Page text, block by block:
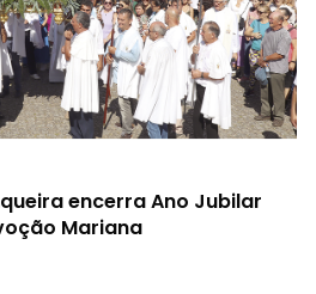
encerra Ano Jubilar
Mariana